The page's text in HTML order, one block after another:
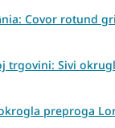
Covor rotund
trgovini: Sivi
preproga